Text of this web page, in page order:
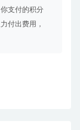
支付的积分
付出费用，